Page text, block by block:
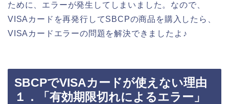
ために、エラーが発生してしまいました。なので、
VISAカードを再発行してSBCPの商品を購入したら、
VISAカードエラーの問題を解決できましたよ♪
SBCPでVISAカードが使えない理由
１．「有効期限切れによるエラー」